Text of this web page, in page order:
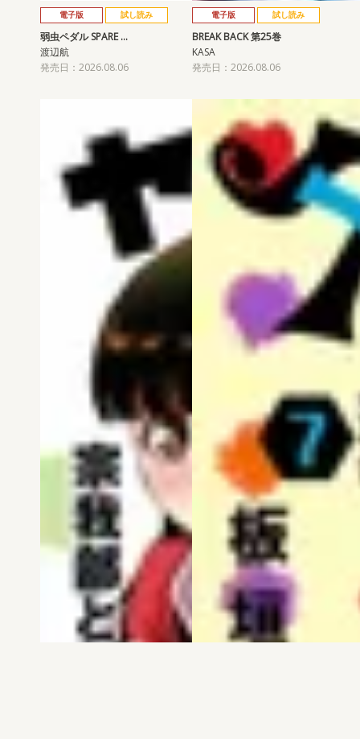
電子版 試し読み
弱虫ペダル SPARE …
渡辺航
発売日：2026.08.06
電子版 試し読み
BREAK BACK 第25巻
KASA
発売日：2026.08.06